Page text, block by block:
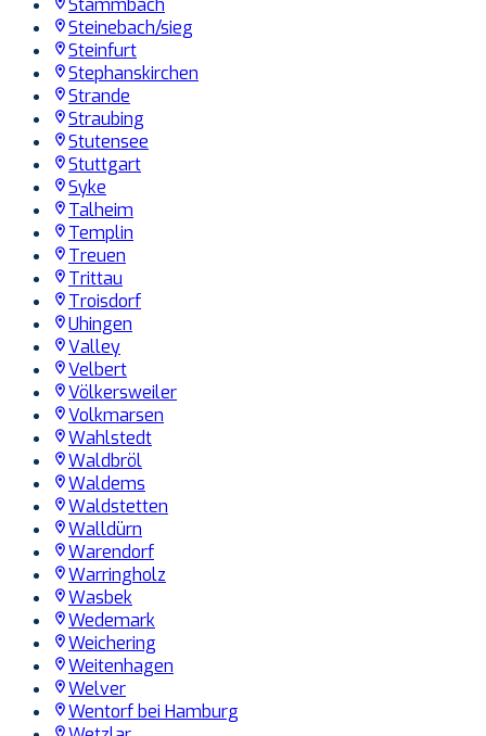
Stammbach
Steinebach/sieg
Steinfurt
Stephanskirchen
Strande
Straubing
Stutensee
Stuttgart
Syke
Talheim
Templin
Treuen
Trittau
Troisdorf
Uhingen
Valley
Velbert
Völkersweiler
Volkmarsen
Wahlstedt
Waldbröl
Waldems
Waldstetten
Walldürn
Warendorf
Warringholz
Wasbek
Wedemark
Weichering
Weitenhagen
Welver
Wentorf bei Hamburg